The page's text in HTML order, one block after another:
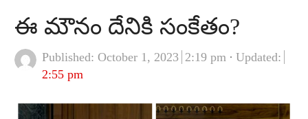
ఈ మౌనం దేనికి సంకేతం?
Published: October 1, 2023 2:19 pm
Updated:
2:55 pm